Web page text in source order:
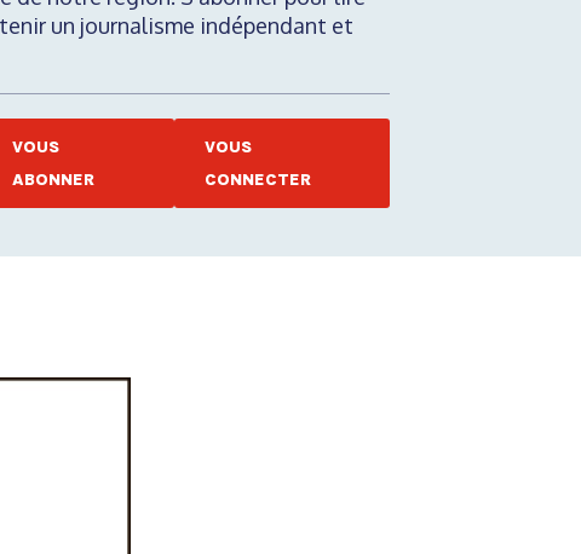
un journalisme indépendant et
VOUS
ABONNER
VOUS
CONNECTER